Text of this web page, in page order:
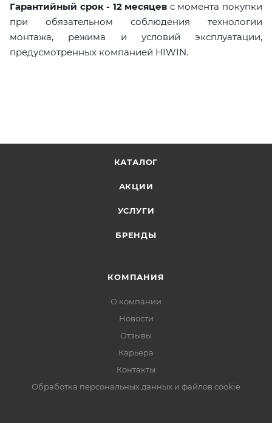
Гарантийный срок - 12 месяцев с момента покупки
при обязательном соблюдения технологии
монтажа, режима и условий эксплуатации,
предусмотренных компанией HIWIN.
КАТАЛОГ
АКЦИИ
УСЛУГИ
БРЕНДЫ
КОМПАНИЯ
О компании
Новости
Отзывы
Карьера
Контакты
Обработка персональных данных и файлов cookie